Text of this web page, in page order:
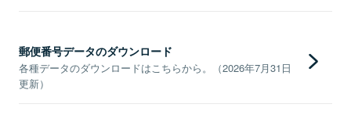
郵便番号データのダウンロード
各種データのダウンロードはこちらから。（2026年7月31日
更新）